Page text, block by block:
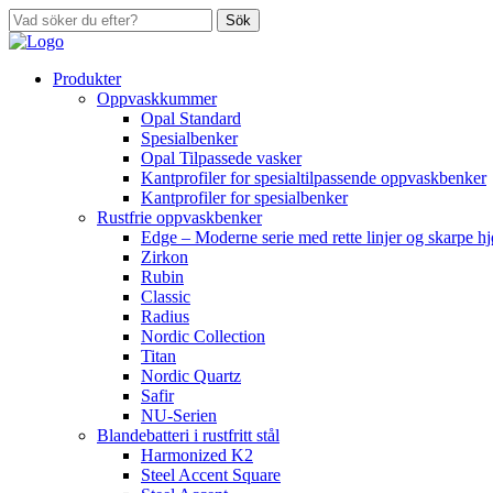
Sök
Produkter
Oppvaskkummer
Opal Standard
Spesialbenker
Opal Tilpassede vasker
Kantprofiler for spesialtilpassende oppvaskbenker
Kantprofiler for spesialbenker
Rustfrie oppvaskbenker
Edge – Moderne serie med rette linjer og skarpe
Zirkon
Rubin
Classic
Radius
Nordic Collection
Titan
Nordic Quartz
Safir
NU-Serien
Blandebatteri i rustfritt stål
Harmonized K2
Steel Accent Square